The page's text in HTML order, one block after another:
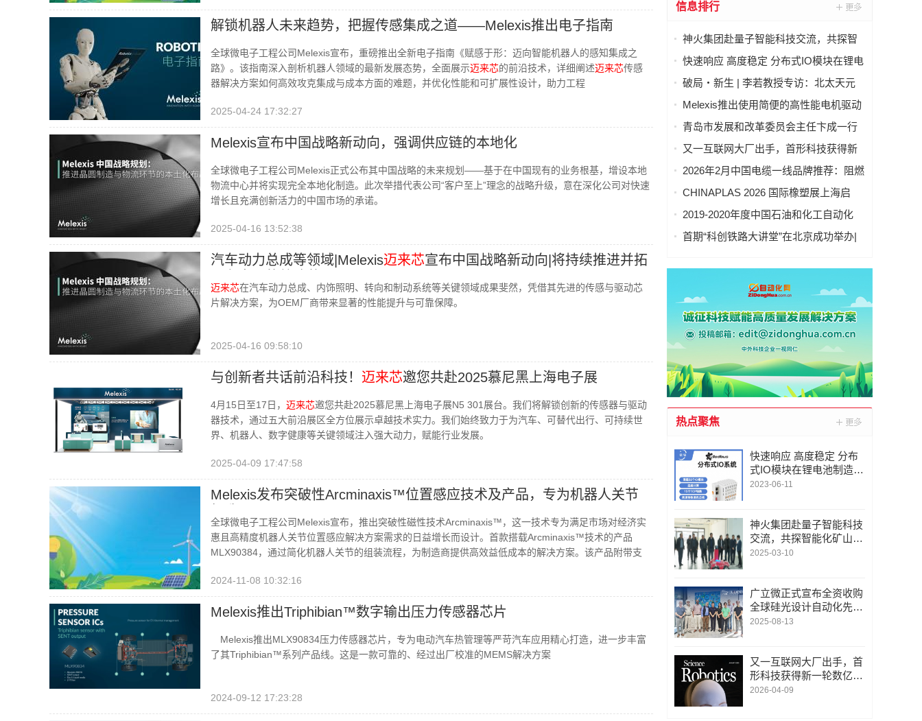
解锁机器人未来趋势，把握传感集成之道——Melexis推出电子指南
全球微电子工程公司Melexis宣布，重磅推出全新电子指南《赋感于形：迈向智能机器人的感知集成之
路》。该指南深入剖析机器人领域的最新发展态势，全面展示迈来芯的前沿技术，详细阐述迈来芯传感
器解决方案如何高效攻克集成与成本方面的难题，并优化性能和可扩展性设计，助力工程
2025-04-24 17:32:27
Melexis宣布中国战略新动向，强调供应链的本地化
全球微电子工程公司Melexis正式公布其中国战略的未来规划——基于在中国现有的业务根基，增设本地
物流中心并将实现完全本地化制造。此次举措代表公司“客户至上”理念的战略升级，意在深化公司对快速
增长且充满创新活力的中国市场的承诺。
2025-04-16 13:52:38
汽车动力总成等领域|Melexis迈来芯宣布中国战略新动向|将持续推进并拓
迈来芯在汽车动力总成、内饰照明、转向和制动系统等关键领域成果斐然，凭借其先进的传感与驱动芯
片解决方案，为OEM厂商带来显著的性能提升与可靠保障。
2025-04-16 09:58:10
与创新者共话前沿科技！ 迈来芯邀您共赴2025慕尼黑上海电子展
4月15日至17日， 迈来芯邀您共赴2025慕尼黑上海电子展N5 301展台。我们将解锁创新的传感器与驱动
器技术，通过五大前沿展区全方位展示卓越技术实力。我们始终致力于为汽车、可替代出行、可持续世
界、机器人、数字健康等关键领域注入强大动力，赋能行业发展。
2025-04-09 17:47:58
Melexis发布突破性Arcminaxis™位置感应技术及产品，专为机器人关节
全球微电子工程公司Melexis宣布，推出突破性磁性技术Arcminaxis™，这一技术专为满足市场对经济实
惠且高精度机器人关节位置感应解决方案需求的日益增长而设计。首款搭载Arcminaxis™技术的产品
MLX90384，通过简化机器人关节的组装流程，为制造商提供高效益低成本的解决方案。该产品附带支
2024-11-08 10:32:16
Melexis推出Triphibian™数字输出压力传感器芯片
Melexis推出MLX90834压力传感器芯片，专为电动汽车热管理等严苛汽车应用精心打造，进一步丰富
了其Triphibian™系列产品线。这是一款可靠的、经过出厂校准的MEMS解决方案
2024-09-12 17:23:28
信息排行
神火集团赴量子智能科技交流，共探智
能化矿山新未来
快速响应 高度稳定 分布式IO模块在锂电
池制造的优势揭秘 | 支持Modbus、
EtherCAT、Ethernet/IP、BACnet/IP等多
种协议
破局・新生 | 李若教授专访：北太天元
打破 30 年垄断，国产科学计算软件崛起
Melexis推出使用简便的高性能电机驱动
芯片，助力三相风扇实现快速、免代码
青岛市发展和改革委员会主任卞成一行
到国创中心调研指导
又一互联网大厂出手，首形科技获得新
一轮数亿元A1轮融资｜人脸机器人首次
2026年2月中国电缆一线品牌推荐：阻燃
防火电缆国内一线品牌推荐排名名单
CHINAPLAS 2026 国际橡塑展上海启
幕！5,000余家全球展商共塑智能绿色橡
2019-2020年度中国石油和化工自动化
行业科学技术奖拟授奖公示
首期“科创铁路大讲堂”在北京成功举办|
人工智能驱动新一代技术变革》主题讲
热点聚焦
快速响应 高度稳定 分布
式IO模块在锂电池制造的
优势揭秘 | 支持Modbu
rnet/IP、BACnet/IP等多
种协议
2023-06-11
神火集团赴量子智能科技
交流，共探智能化矿山新
未来
2025-03-10
广立微正式宣布全资收购
全球硅光设计自动化先锋
LUCEDA
2025-08-13
又一互联网大厂出手，首
形科技获得新一轮数亿元
A1轮融资｜人脸机器人首
2026-04-09